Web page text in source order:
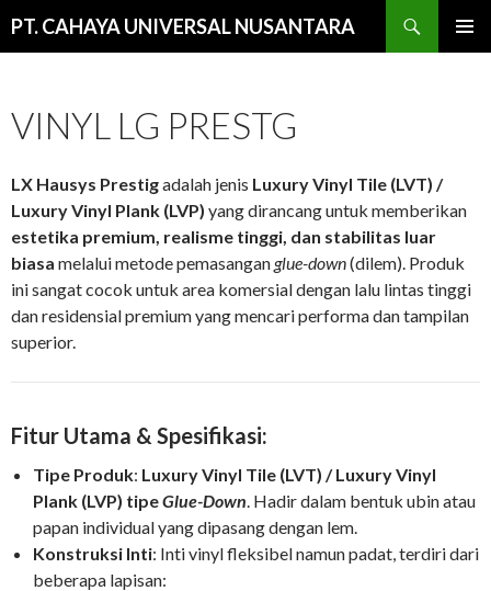
PT. CAHAYA UNIVERSAL NUSANTARA
VINYL LG PRESTG
LX Hausys Prestigadalah jenis Luxury Vinyl Tile (LVT) /
Luxury Vinyl Plank (LVP) yang dirancang untuk memberikan
estetika premium, realisme tinggi, dan stabilitas luar
biasa melalui metode pemasanganglue-down(dilem). Produk
ini sangat cocok untuk area komersial dengan lalu lintas tinggi
dan residensial premium yang mencari performa dan tampilan
superior.
Fitur Utama & Spesifikasi:
Tipe Produk: Luxury Vinyl Tile (LVT) / Luxury Vinyl
Plank (LVP) tipeGlue-Down. Hadir dalam bentuk ubin atau
papan individual yang dipasang dengan lem.
Konstruksi Inti: Inti vinyl fleksibel namun padat, terdiri dari
beberapa lapisan: